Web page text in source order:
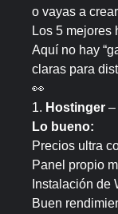
o vayas a
Los 5 mejores
Aquí no hay
claras para
👀
1. Hostinger –
Lo bueno:
Precios ultra
Panel propio
Instalación de
Buen